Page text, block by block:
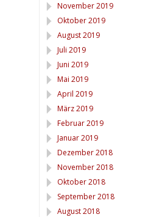
November 2019
Oktober 2019
August 2019
Juli 2019
Juni 2019
Mai 2019
April 2019
März 2019
Februar 2019
Januar 2019
Dezember 2018
November 2018
Oktober 2018
September 2018
August 2018